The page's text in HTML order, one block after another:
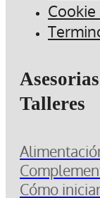
Cookie
Talleres
Cómo